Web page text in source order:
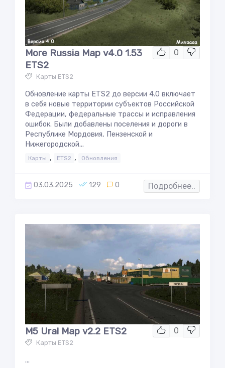
0
More Russia Map v4.0 1.53
ETS2
Карты ETS2
Обновление карты ETS2 до версии 4.0 включает
в себя новые территории субъектов Российской
Федерации, федеральные трассы и исправления
ошибок. Были добавлены поселения и дороги в
Республике Мордовия, Пензенской и
Нижегородской...
Карты , ETS2 , Обновления
03.03.2025 129 0 Подробнее..
0
M5 Ural Map v2.2 ETS2
Карты ETS2
...